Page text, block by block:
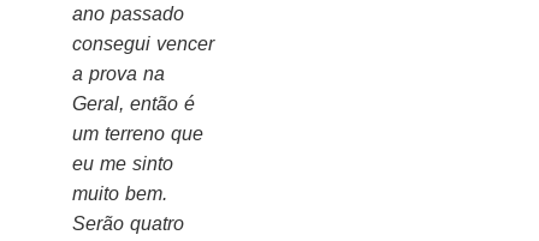
ano passado
consegui vencer
a prova na
Geral, então é
um terreno que
eu me sinto
muito bem.
Serão quatro